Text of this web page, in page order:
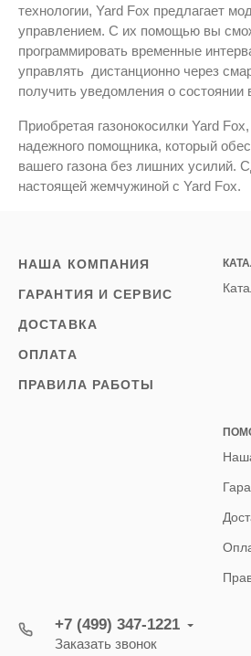
технологии, Yard Fox предлагает
управлением. С их помощью вы
программировать временные
управлять дистанционно через
получить уведомления о состоянии
Приобретая газонокосилки Yard
надежного помощника, который
вашего газона без лишних усилий.
настоящей жемчужиной с Yard Fox.
НАША КОМПАНИЯ
ГАРАНТИЯ И СЕРВИС
ДОСТАВКА
ОПЛАТА
ПРАВИЛА РАБОТЫ
+7 (499) 347-1221
Заказать звонок